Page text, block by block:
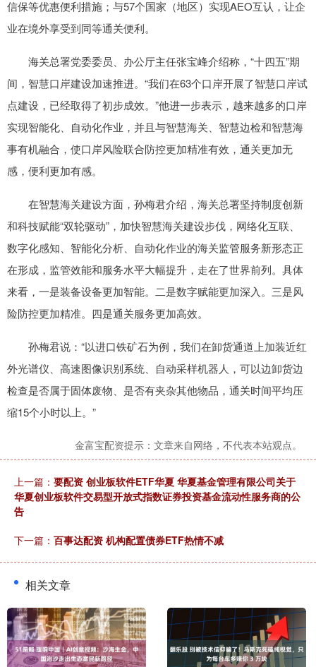
信保等优惠便利措施；与57个国家（地区）实现AEO互认，让企
业在境外享受到同等通关便利。
海关总署党委委员、办公厅主任张宝峰介绍称，“十四五”期
间，智慧口岸建设加速推进。“我们在63个口岸开展了智慧口岸试
点建设，已经取得了初步成效。”他进一步表示，越来越多的口岸
实现智能化、自动化作业，并且与智慧海关、智慧边检和智慧海
事有机融合，使口岸风险联合防控更加精准有效，通关更加无
感，便利更加有感。
在智慧海关建设方面，孙梅君介绍，海关总署坚持制度创新
和科技赋能“双轮驱动”，加快智慧海关建设步伐，网络化互联、
数字化感知、智能化分析、自动化作业的海关监管服务新形态正
在形成，监管效能和服务水平大幅提升，走在了世界前列。具体
来看，一是装备设备更加智能。二是数字赋能更加深入。三是风
险防控更加精准。四是通关服务更加高效。
孙梅君说：“以进口铁矿石为例，我们在卸货通道上加装近红
外光谱仪、高速图像识别系统、自动采样机器人，可以边卸货边
检查是否属于固体废物、是否有夹杂其他物品，通关时间平均压
缩15个小时以上。”
金富宝配资提示：文章来自网络，不代表本站观点。
上一篇： 要配资 创业板软件ETF华夏 华夏基金管理有限公司关于
华夏创业板软件交易型开放式指数证券投资基金流动性服务商的公
告
下一篇： 百事达配资 机构配置债券ETF热情不减
相关文章